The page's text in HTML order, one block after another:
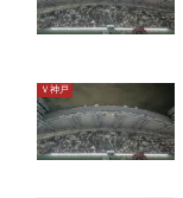
Ｖ神戸